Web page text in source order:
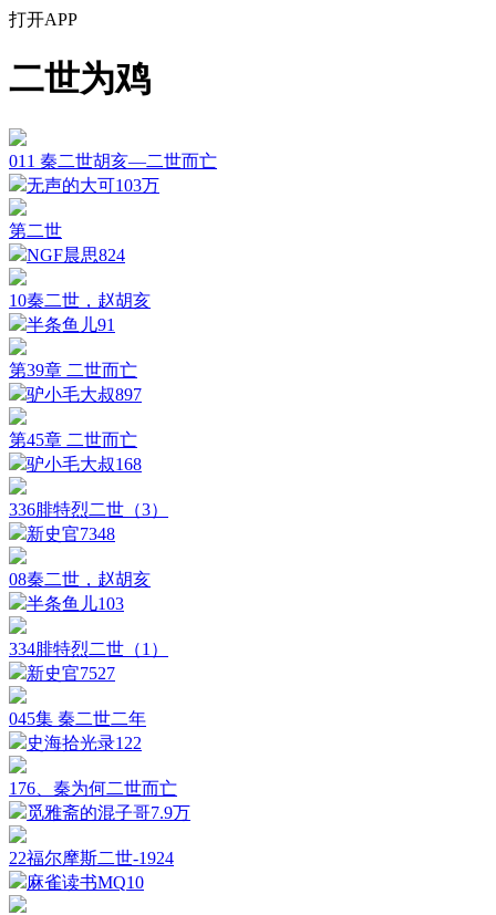
打开APP
二世为鸡
011 秦二世胡亥—二世而亡
无声的大可103万
第二世
NGF晨思824
10秦二世，赵胡亥
半条鱼儿91
第39章 二世而亡
驴小毛大叔897
第45章 二世而亡
驴小毛大叔168
336腓特烈二世（3）
新史官7348
08秦二世，赵胡亥
半条鱼儿103
334腓特烈二世（1）
新史官7527
045集 秦二世二年
史海拾光录122
176、秦为何二世而亡
觅雅斋的混子哥7.9万
22福尔摩斯二世-1924
麻雀读书MQ10